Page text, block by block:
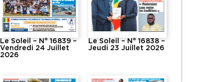
Le Soleil – N° 16839 –
Vendredi 24 Juillet
2026
Le Soleil – N° 16838 –
Jeudi 23 Juillet 2026